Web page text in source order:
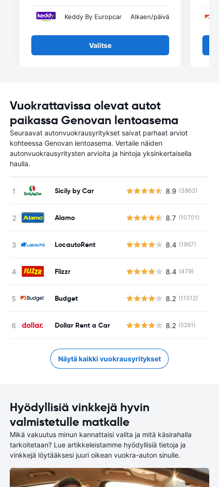
Keddy By Europcar Alkaen/päivä
Valitse
Vuokrattavissa olevat autot
paikassa Genovan lentoasema
Seuraavat autonvuokrausyritykset saivat parhaat arviot
kohteessa Genovan lentoasema. Vertaile näiden
autonvuokrausyritysten arvioita ja hintoja yksinkertaisella
haulla.
Sicily by Car 8.9 (3863)
Alamo 8.7 (10701)
LocautoRent 8.4 (1867)
Flizzr 8.4 (479)
Budget 8.2 (11512)
Dollar Rent a Car 8.2 (5291)
Näytä kaikki vuokrausyritykset
Hyödyllisiä vinkkejä hyvin
valmistetulle matkalle
Mikä vakuutus minun kannattaisi valita ja mitä käsirahalla
tarkoitetaan? Lue artikkeleistamme hyödyllisiä tietoja ja
vinkkejä löytääksesi juuri oikean vuokra-auton sinulle.